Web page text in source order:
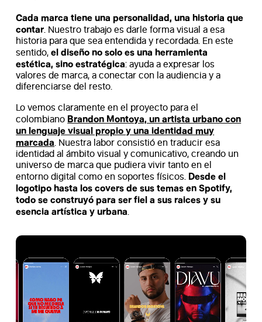
Cada marca tiene una personalidad, una historia que
contar. Nuestro trabajo es darle forma visual a esa
historia para que sea entendida y recordada. En este
sentido,el diseño no solo es una herramienta
estética, sino estratégica: ayuda a expresar los
valores de marca, a conectar con la audiencia y a
diferenciarse del resto.
Lo vemos claramente en el proyecto para el
colombiano Brandon Montoya, un artista urbano con
un lenguaje visual propio y una identidad muy
marcada. Nuestra labor consistió en traducir esa
identidad al ámbito visual y comunicativo, creando un
universo de marca que pudiera vivir tanto en el
entorno digital como en soportes físicos. Desde el
logotipo hasta los covers de sus temas en Spotify,
todo se construyó para ser fiel a sus raices y su
esencia artística y urbana.